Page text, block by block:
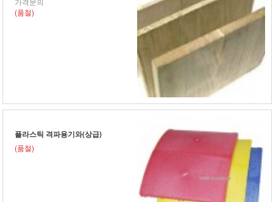
(품절)
플라스틱 격파용기와(상급)
(품절)